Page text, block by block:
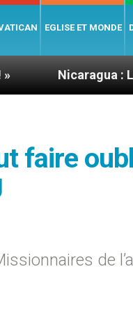
EGLISE ET MONDE
: L’ONU
faire
de